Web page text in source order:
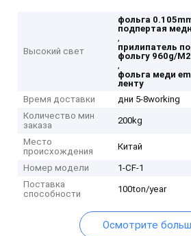
Высокий свет
фольга
подпертая
,
прилипатель
фольгу 960g/M2
,
фольга меди
ленту
Время доставки
дни 5-8working
Количество мин
заказа
200kg
Место
происхождения
Китай
Номер модели
1-CF-1
Поставка
способности
100ton/year
Осмотрите